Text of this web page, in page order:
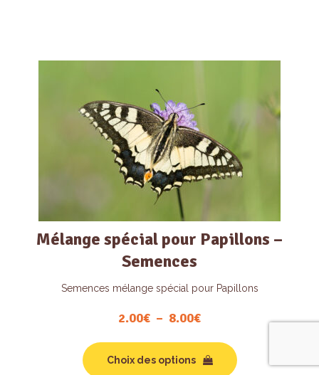
Mélange spécial pour Papillons –
Semences
Semences mélange spécial pour Papillons
2.00€ – 8.00€
prix :
2.00€
Choix des options
produit